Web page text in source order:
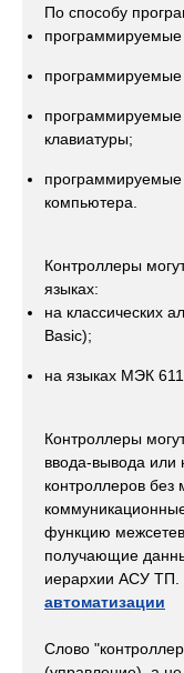
По способу
программируемые
клавиатуры;
компьютера.
Контроллеры
языках:
на классических
Basic);
на языках МЭК
Контроллеры
ввода-вывода
контроллеров
функцию
получающие
иерархии АСУ ТП.
автоматизации
Слово